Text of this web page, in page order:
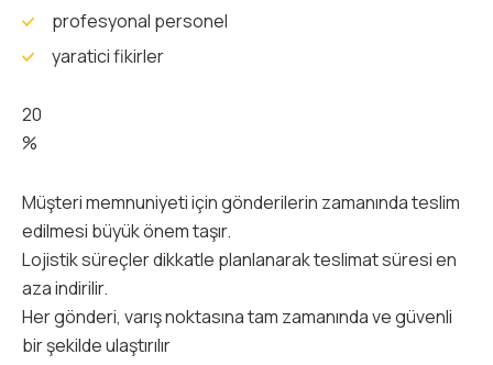
profesyonal personel
yaratici fikirler
20
%
Müşteri memnuniyeti için gönderilerin zamanında teslim
edilmesi büyük önem taşır.
Lojistik süreçler dikkatle planlanarak teslimat süresi en
aza indirilir.
Her gönderi, varış noktasına tam zamanında ve güvenli
bir şekilde ulaştırılır